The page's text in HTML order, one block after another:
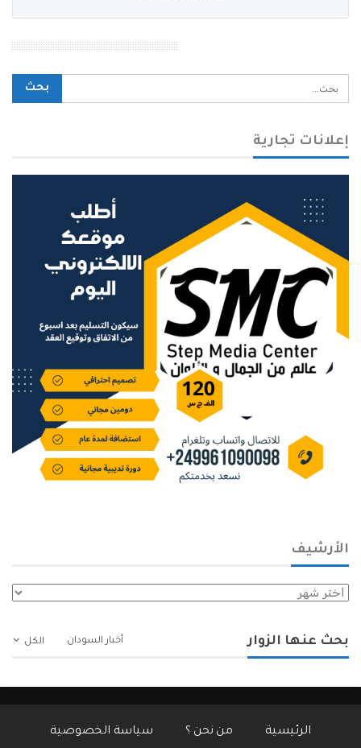
إعلانات تجارية
الأرشيف
الأرشيف
الكل بحث عنها الزوار أخبار السودان
الرئيسية من نحن ؟ سياسة الخصوصية